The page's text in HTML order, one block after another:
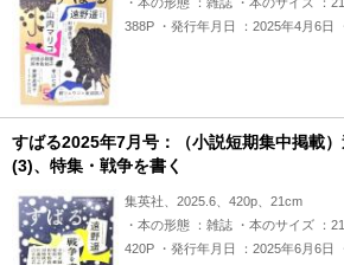
388P ・発行年月日 ：2025年4月6日
すばる2025年7月号：（小説短期集中掲載）
(3)、特集・戦争を書く
集英社、2025.6、420p、21cm
・本の形態 ：雑誌 ・本のサイズ ：
420P ・発行年月日 ：2025年6月6日